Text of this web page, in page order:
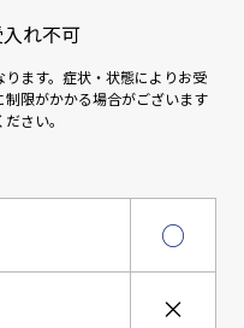
れ不可
ます。症状・状態によりお受
限がかかる場合がございます
さい。
○
×